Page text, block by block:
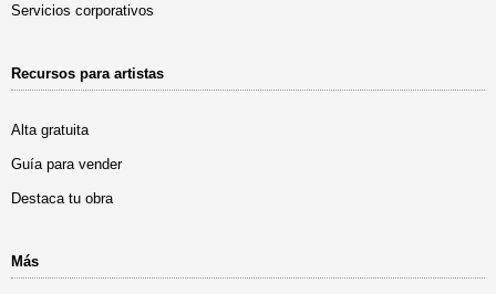
Servicios corporativos
Recursos para artistas
Alta gratuita
Guía para vender
Destaca tu obra
Más